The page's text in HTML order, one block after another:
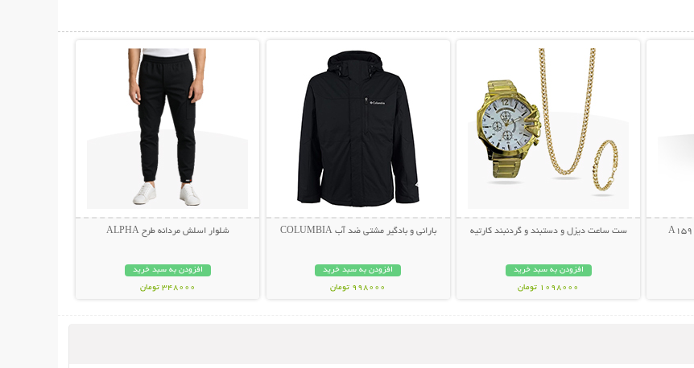
ست ساعت دیزل و دستبند و گردنبند کارتیه
افزودن به سبد خرید
1098000 تومان
بارانی و بادگیر مشتی ضد آب COLUMBIA
افزودن به سبد خرید
998000 تومان
شلوار اسلش مردانه طرح ALPHA
افزودن به سبد خرید
348000 تومان